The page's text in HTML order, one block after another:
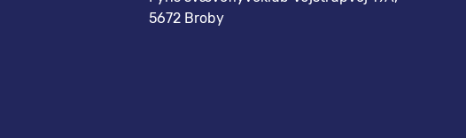
5672 Broby